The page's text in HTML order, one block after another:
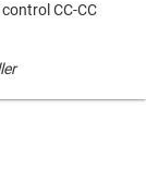
CC-CC